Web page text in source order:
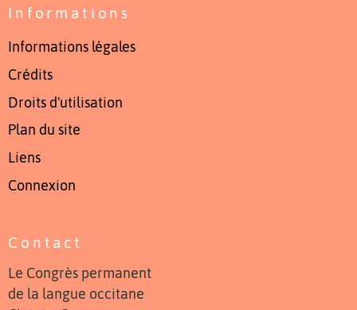
Informations
Informations légales
Crédits
Droits d'utilisation
Plan du site
Liens
Connexion
Contact
Le Congrès permanent
de la langue occitane